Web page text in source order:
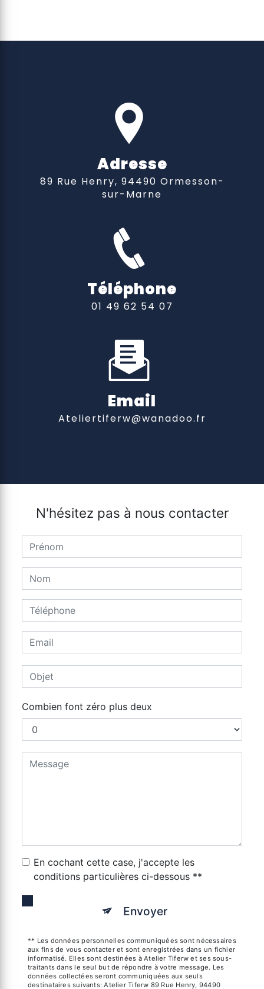
Adresse
89 Rue Henry, 94490 Ormesson-
sur-Marne
Téléphone
01 49 62 54 07
Email
ateliertiferw@wanadoo.fr
N'hésitez pas à nous contacter
Combien font zéro plus deux
En cochant cette case, j'accepte les
conditions particulières ci-dessous **
Envoyer
** Les données personnelles communiquées sont nécessaires
aux fins de vous contacter et sont enregistrées dans un fichier
informatisé. Elles sont destinées à Atelier Tiferw et ses sous-
traitants dans le seul but de répondre à votre message. Les
données collectées seront communiquées aux seuls
destinataires suivants: Atelier Tiferw 89 Rue Henry, 94490